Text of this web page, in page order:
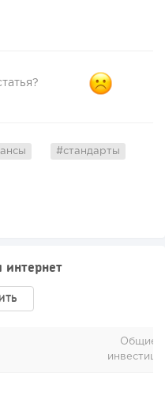
#стандарты
интернет
Общие